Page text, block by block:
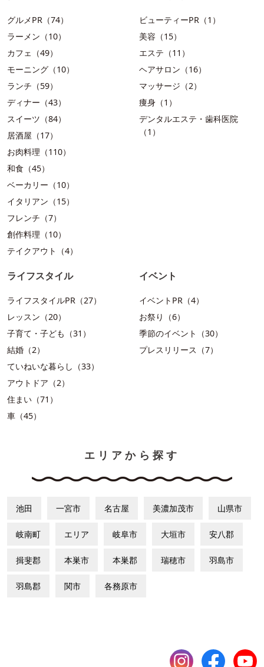
グルメPR（74）
ラーメン（10）
カフェ（49）
モーニング（10）
ランチ（59）
ディナー（43）
スイーツ（84）
居酒屋（17）
お肉料理（110）
和食（45）
ベーカリー（10）
イタリアン（15）
フレンチ（7）
創作料理（10）
テイクアウト（4）
ビューティーPR（1）
美容（15）
エステ（11）
ヘアサロン（16）
マッサージ（2）
痩身（1）
デンタルエステ・歯科医院
（1）
ライフスタイル
ライフスタイルPR（27）
レッスン（20）
子育て・子ども（31）
結婚（2）
ていねいな暮らし（33）
アウトドア（2）
住まい（71）
車（45）
イベント
イベントPR（4）
お祭り（6）
季節のイベント（30）
プレスリリース（7）
エリアから探す
池田 一宮市 名古屋 美濃加茂市 山県市
岐南町 エリア 岐阜市 大垣市 安八郡
揖斐郡 本巣市 本巣郡 瑞穂市 羽島市
羽島郡 関市 各務原市